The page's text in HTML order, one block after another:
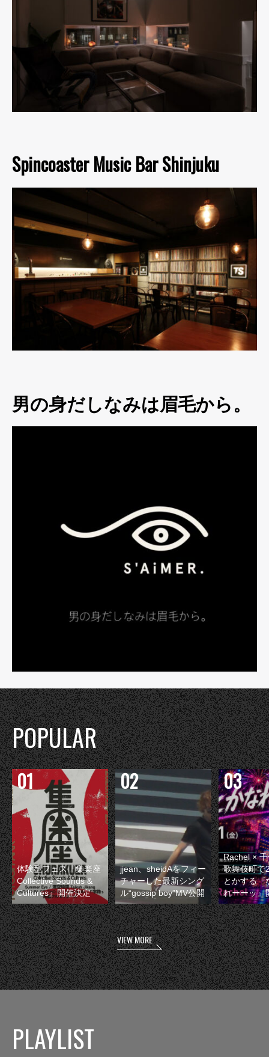
Spincoaster Music Bar Shinjuku
男の身だしなみは眉毛から。
POPULAR
体験型フェス『集楽座
Collective Sounds &
Cultures』開催決定
jjean、sheidAをフィー
チャーした最新シング
ル“gossip boy”MV公開
Rachel ×
歌舞伎町で
とかする『
れーーッ』
VIEW MORE
PLAYLIST